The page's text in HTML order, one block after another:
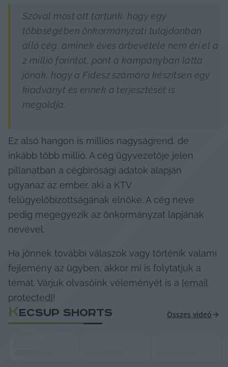
Szóval most ott tartunk, hogy egy
többségében önkormányzati tulajdonban
álló cég, aminek éves árbevétele nem éri el a
2 millió forintot, pont a kampányban látta
jónak, hogy a Fidesz számára készítsen egy
kiadványt és ennek a terjesztését is
megoldja.
Ez alsó hangon is milliós nagyságrend, de
inkább több millió. A cég ügyvezetője jelen
pillanatban a cégbírósági adatok alapján
ugyanaz az ember, aki a KTV
felügyelőbizottságának elnöke. A cég neve
pedig megegyezik az önkormányzat lapjának
nevével.
Ha jönnek további válaszok vagy történik valami
fejlemény az ügyben, akkor mi is folytatjuk a
témát. Várjuk olvasóink véleményét is a [email
protected]!
KECSUP SHORTS Összes videó